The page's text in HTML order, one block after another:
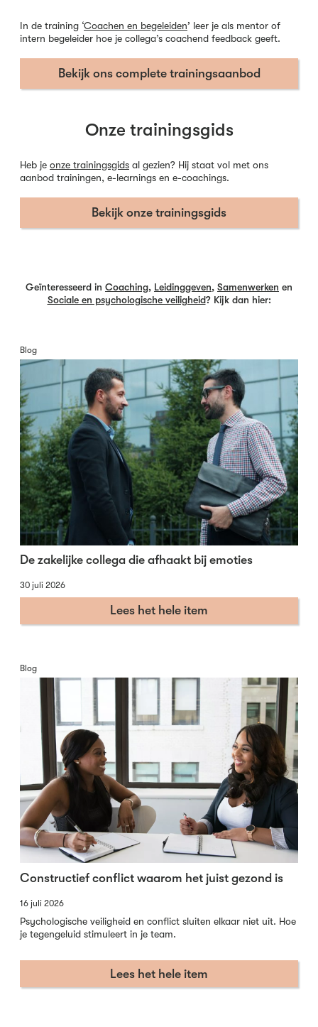
In de training ‘Coachen en begeleiden’ leer je als mentor of
intern begeleider hoe je collega’s coachend feedback geeft.
Bekijk ons complete trainingsaanbod
Onze trainingsgids
Heb je onze trainingsgids al gezien? Hij staat vol met ons
aanbod trainingen, e-learnings en e-coachings.
Bekijk onze trainingsgids
Geïnteresseerd in Coaching, Leidinggeven, Samenwerken en
Sociale en psychologische veiligheid? Kijk dan hier:
Blog
De zakelijke collega die afhaakt bij emoties
30 juli 2026
Lees het hele item
Blog
Constructief conflict waarom het juist gezond is
16 juli 2026
Psychologische veiligheid en conflict sluiten elkaar niet uit. Hoe
je tegengeluid stimuleert in je team.
Lees het hele item